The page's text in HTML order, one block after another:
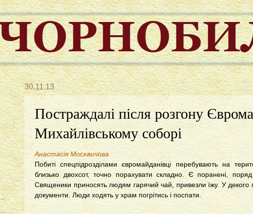
30.11.13
Постраждалі після розгону
Михайлівському соборі
Анастасія Москвичова
Побиті спецпідрозділами євромайданівці перебувають на
близько двохсот, точно порахувати складно. Є поранені,
Священики приносять людям гарячий чай, привезли їжу. У декого
документи. Люди ходять у храм погрітись і поспати.